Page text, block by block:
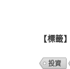
【標籤】
投資